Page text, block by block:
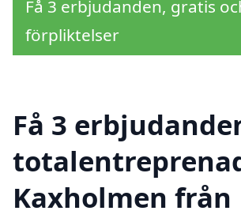
Få 3 erbjudanden, gratis
förpliktelser
Få 3
Kaxholmen från